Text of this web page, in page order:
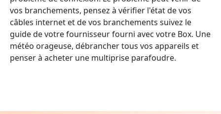
vos branchements, pensez à vérifier l'état de vos
câbles internet et de vos branchements suivez le
guide de votre fournisseur fourni avec votre Box. Une
météo orageuse, débrancher tous vos appareils et
penser à acheter une multiprise parafoudre.